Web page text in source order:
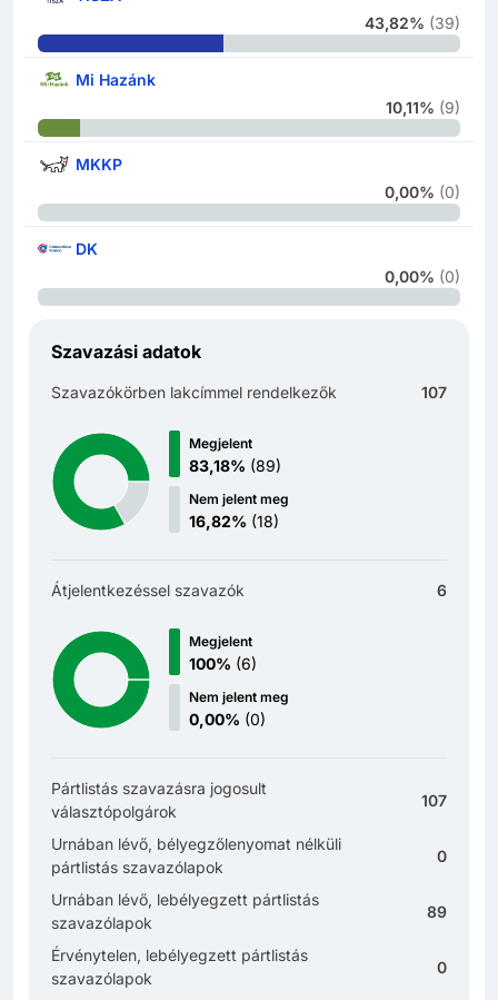
43,82% (39)
Mi Hazánk
10,11% (9)
MKKP
0,00% (0)
DK
0,00% (0)
Szavazási adatok
Szavazókörben lakcímmel rendelkezők 107
Megjelent
83,18% (89)
Nem jelent meg
16,82% (18)
Átjelentkezéssel szavazók 6
Megjelent
100% (6)
Nem jelent meg
0,00% (0)
Pártlistás szavazásra jogosult
választópolgárok
107
Urnában lévő, bélyegzőlenyomat nélküli
pártlistás szavazólapok
0
Urnában lévő, lebélyegzett pártlistás
szavazólapok
89
Érvénytelen, lebélyegzett pártlistás
szavazólapok
0